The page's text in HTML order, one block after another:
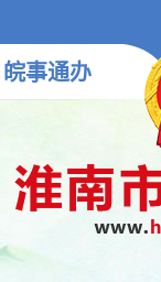
皖事通办